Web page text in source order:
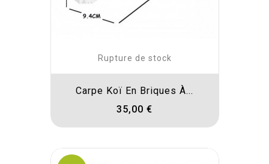
Rupture de stock
Carpe Koï En Briques À...
35,00 €